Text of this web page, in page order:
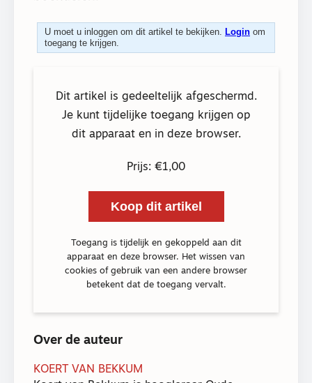
U moet u inloggen om dit artikel te bekijken. Login om
toegang te krijgen.
Dit artikel is gedeeltelijk afgeschermd.
Je kunt tijdelijke toegang krijgen op
dit apparaat en in deze browser.
Prijs: €1,00
Koop dit artikel
Toegang is tijdelijk en gekoppeld aan dit
apparaat en deze browser. Het wissen van
cookies of gebruik van een andere browser
betekent dat de toegang vervalt.
Over de auteur
KOERT VAN BEKKUM